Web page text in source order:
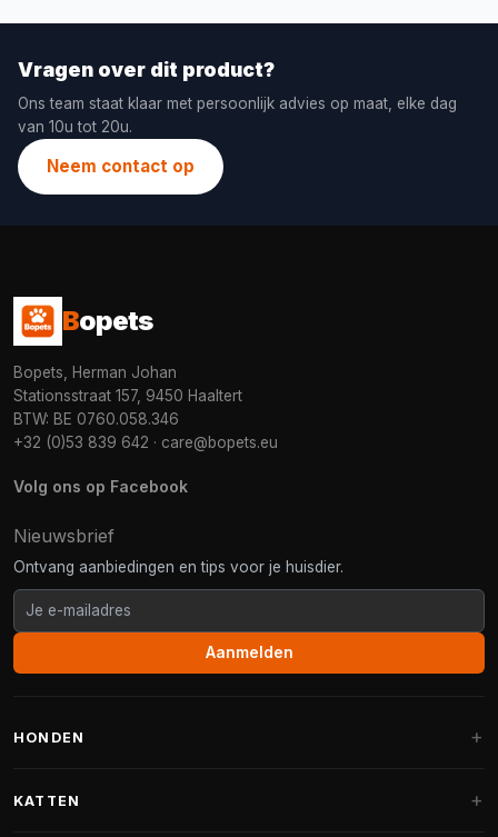
Vragen over dit product?
Ons team staat klaar met persoonlijk advies op maat, elke dag
van 10u tot 20u.
Neem contact op
Bopets
Bopets, Herman Johan
Stationsstraat 157, 9450 Haaltert
BTW: BE 0760.058.346
+32 (0)53 839 642 · care@bopets.eu
Volg ons op Facebook
Nieuwsbrief
Ontvang aanbiedingen en tips voor je huisdier.
Aanmelden
HONDEN
KATTEN